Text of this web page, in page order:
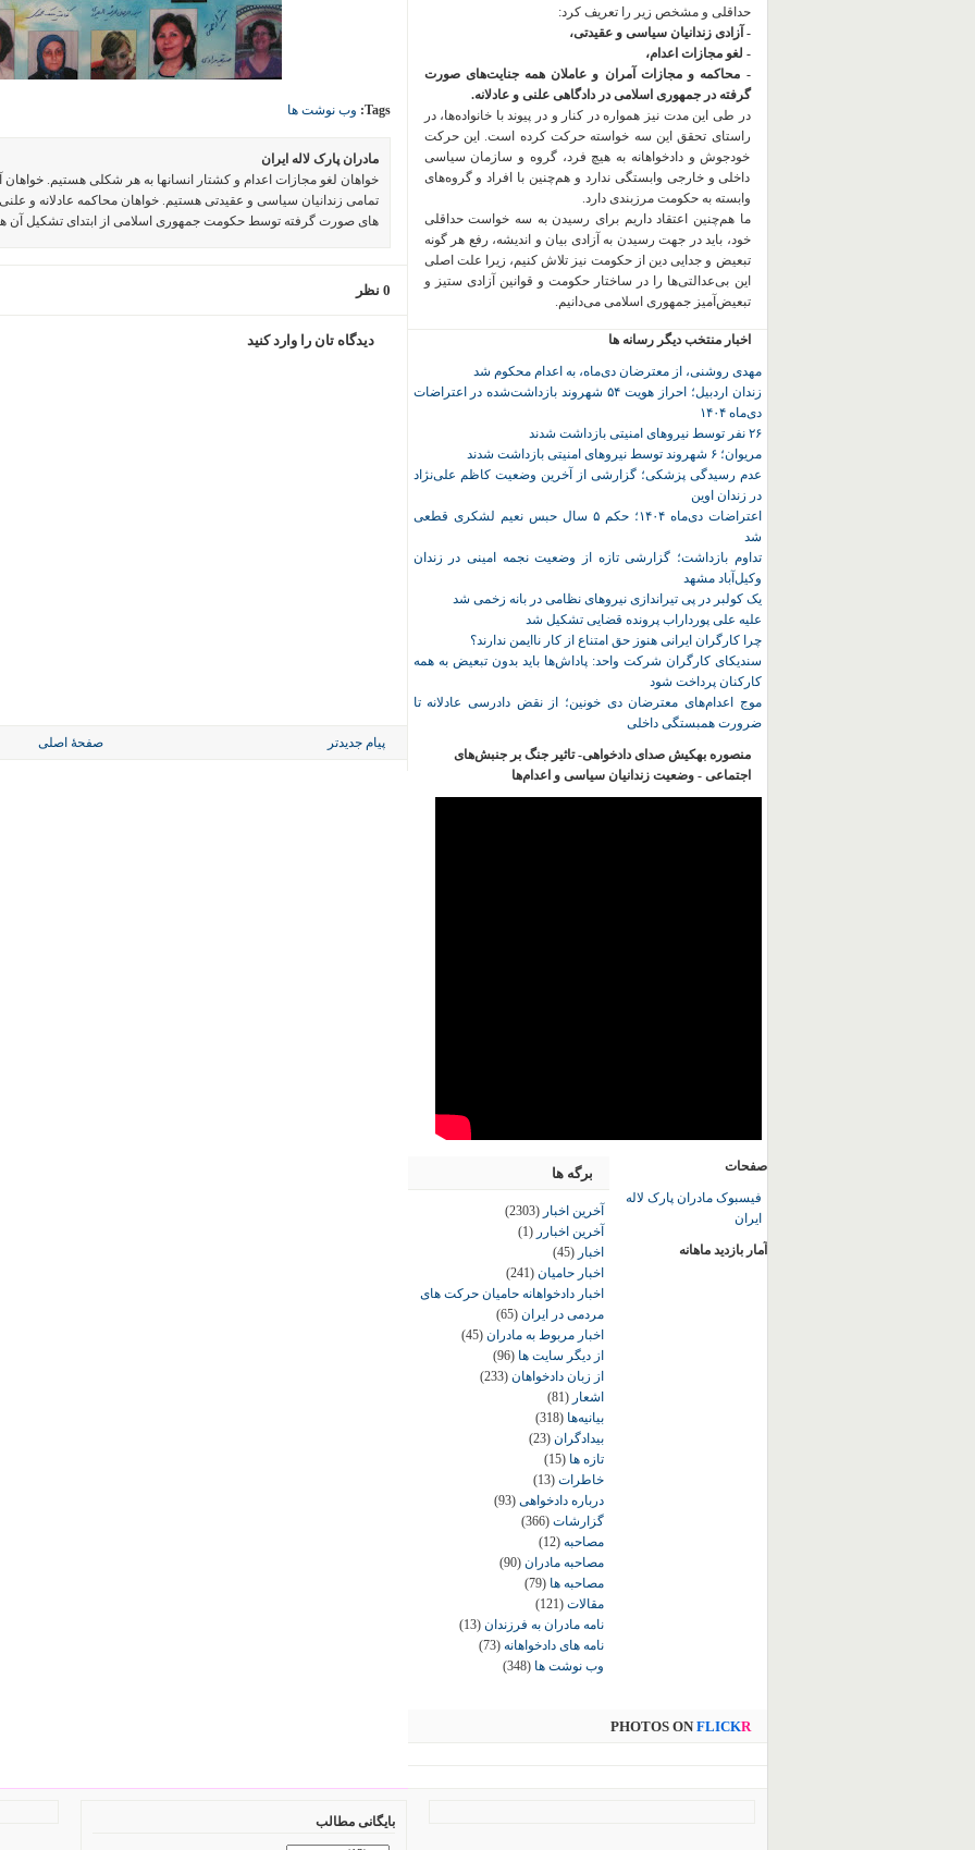
Tags: وب نوشت ها
مادران پارک لاله ایران
خواهان لغو مجازات اعدام و کشتار انسانها به هر شکلی هستیم.
تمامی زندانیان سیاسی و عقیدتی هستیم. خواهان محاکمه عادلانه و
های صورت گرفته توسط حکومت جمهوری اسلامی از ابتدای تشکیل آن
0 نظر
دیدگاه تان را وارد کنید
پیام جدیدتر صفحهٔ اصلی
حداقلی و مشخص زیر را تعریف کرد:
- آزادی زندانیان سیاسی و عقیدتی،
- لغو مجازات اعدام،
- محاکمه و مجازات آمران و عاملان همه جنایت‌های صورت
گرفته در جمهوری اسلامی در دادگاهی علنی و عادلانه.
در طی این مدت نیز همواره در کنار و در پیوند با خانواده‌ها، در
راستای تحقق این سه خواسته حرکت کرده است. این حرکت
خودجوش و دادخواهانه به هیچ فرد، گروه و سازمان سیاسی
داخلی و خارجی وابستگی ندارد و هم‌چنین با افراد و گروه‌های
وابسته به حکومت مرزبندی دارد.
ما هم‌چنین اعتقاد داریم برای رسیدن به سه خواست حداقلی
خود، باید در جهت رسیدن به آزادی بیان و اندیشه، رفع هر گونه
تبعیض و جدایی دین از حکومت نیز تلاش کنیم، زیرا علت اصلی
این بی‌عدالتی‌ها را در ساختار حکومت و قوانین آزادی ستیز و
تبعیض‌آمیز جمهوری اسلامی می‌دانیم.
اخبار منتخب دیگر رسانه ها
مهدی روشنی، از معترضان دی‌ماه، به اعدام محکوم شد
زندان اردبیل؛ احراز هویت ۵۴ شهروند بازداشت‌شده در اعتراضات
دی‌ماه ۱۴۰۴
۲۶ نفر توسط نیروهای امنیتی بازداشت شدند
مریوان؛ ۶ شهروند توسط نیروهای امنیتی بازداشت شدند
عدم رسیدگی پزشکی؛ گزارشی از آخرین وضعیت کاظم علی‌نژاد
در زندان اوین
اعتراضات دی‌ماه ۱۴۰۴؛ حکم ۵ سال حبس نعیم لشکری قطعی
شد
تداوم بازداشت؛ گزارشی تازه از وضعیت نجمه امینی در زندان
وکیل‌آباد مشهد
یک کولبر در پی تیراندازی نیروهای نظامی در بانه زخمی شد
علیه علی پورداراب پرونده قضایی تشکیل شد
چرا کارگران ایرانی هنوز حق امتناع از کار ناایمن ندارند؟
سندیکای کارگران شرکت واحد: پاداش‌ها باید بدون تبعیض به همه
کارکنان پرداخت شود
موج اعدام‌های معترضان دی‌ خونین؛ از نقض دادرسی عادلانه تا
ضرورت همبستگی داخلی
منصوره بهکیش صدای دادخواهی- تاثیر جنگ بر جنبش‌های
اجتماعی - وضعیت زندانیان سیاسی و اعدام‌ها
برگه ها
آخرین اخبار (2303)
آخرین اخبارر (1)
اخبار (45)
اخبار حامیان (241)
اخبار دادخواهانه حامیان حرکت های
مردمی در ایران (65)
اخبار مربوط به مادران (45)
از دیگر سایت ها (96)
از زبان دادخواهان (233)
اشعار (81)
بیانیه‌ها (318)
بیدادگران (23)
تازه ها (15)
خاطرات (13)
درباره دادخواهی (93)
گزارشات (366)
مصاحبه (12)
مصاحبه مادران (90)
مصاحبه ها (79)
مقالات (121)
نامه مادران به فرزندان (13)
نامه های دادخواهانه (73)
وب نوشت ها (348)
صفحات
فیسبوک مادران پارک لاله
ایران
آمار بازدید ماهانه
PHOTOS ON FLICKR
بایگانی مطالب